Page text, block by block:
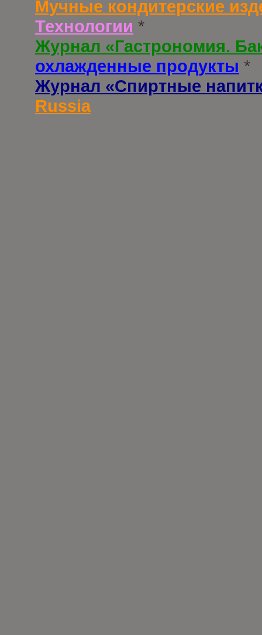
Мучные кондитерские
Технологии *
Журнал «Гастрономия.
охлажденные продукты *
Журнал «Спиртные
Russia